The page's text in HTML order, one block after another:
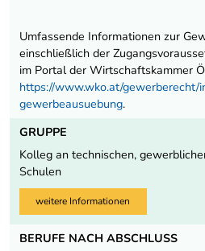
Umfassende Informationen zur
einschließlich der
im Portal der Wirtschaftskammer
https://www.wko.at/gewerberecht/
gewerbeausuebung.
GRUPPE
Kolleg an technischen,
Schulen
weitere Informationen
BERUFE NACH ABSCHLUSS